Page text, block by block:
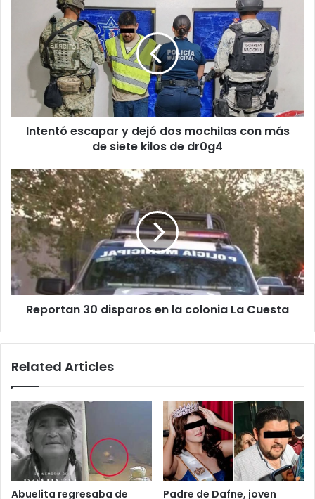
mochilas
de
siete
dr0g4
Intentó escapar y dejó dos mochilas con más
de siete kilos de dr0g4
Reportan
30
disparos
en
la
colonia
La
Cuesta
Reportan 30 disparos en la colonia La Cuesta
Related Articles
Abuelita regresaba de
Padre de Dafne, joven